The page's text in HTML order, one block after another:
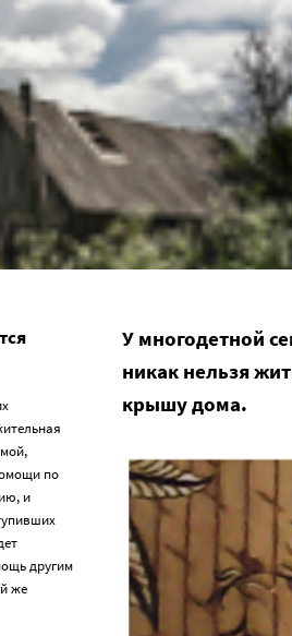
по
и
другим
же
У многодетной
никак нельзя
крышу дома.